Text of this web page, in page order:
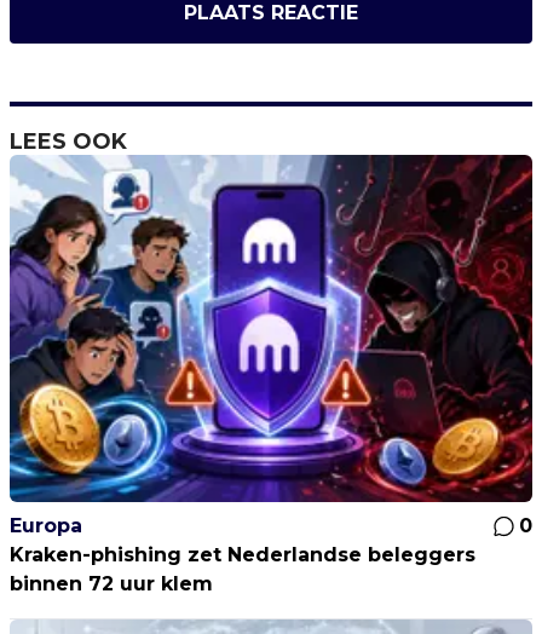
PLAATS REACTIE
LEES OOK
Europa
0
Kraken-phishing zet Nederlandse beleggers
binnen 72 uur klem